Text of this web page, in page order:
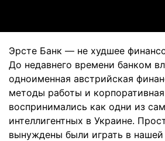
Эрсте Банк — не худшее
До недавнего времени банком
одноименная австрийская
методы работы и корпоративная
воспринимались как одни из
интеллигентных в Украине.
вынуждены были играть в нашей